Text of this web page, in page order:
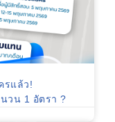
รแล้ว!
นวน 1 อัตรา ?